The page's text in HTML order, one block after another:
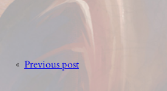
« Previous post